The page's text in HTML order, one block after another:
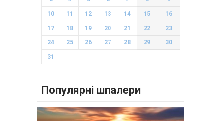
10 11 12 13 14 15 16
17 18 19 20 21 22 23
24 25 26 27 28 29 30
31
Популярні шпалери